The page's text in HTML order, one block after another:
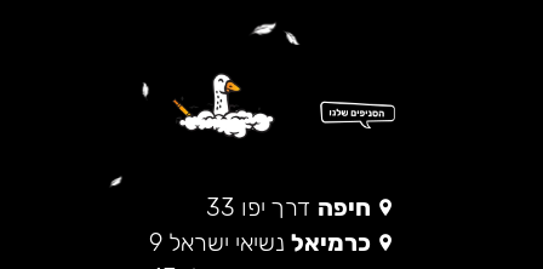
חיפה דרך יפו 33
כרמיאל נשיאי ישראל 9